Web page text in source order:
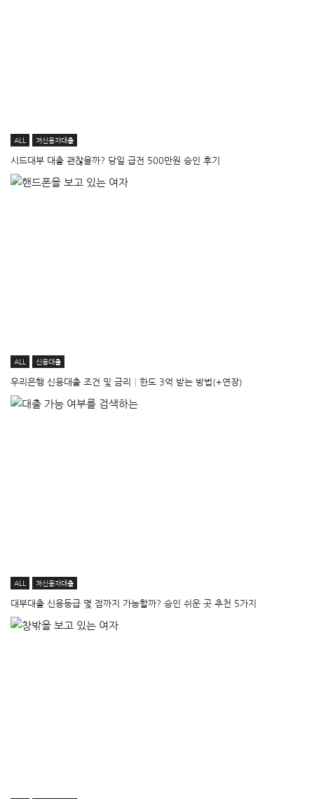
ALL 저신용자대출
시드대부 대출 괜찮을까? 당일 급전 500만원 승인 후기
ALL 신용대출
우리은행 신용대출 조건 및 금리│한도 3억 받는 방법(+연장)
ALL 저신용자대출
대부대출 신용등급 몇 점까지 가능할까? 승인 쉬운 곳 추천 5가지